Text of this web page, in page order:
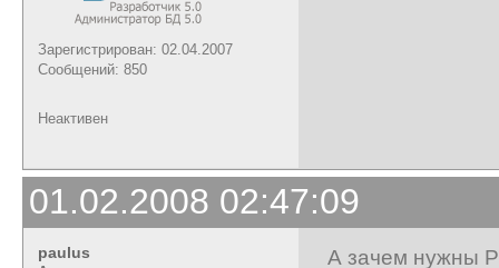
Зарегистрирован: 02.04.2007
Сообщений: 850
Неактивен
01.02.2008 02:47:09
paulus
А зачем нужны